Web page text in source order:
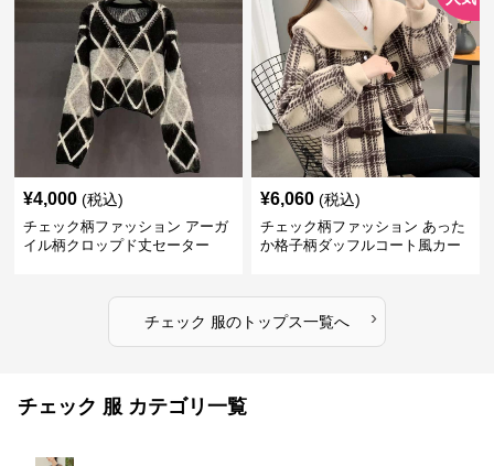
¥4,000 (税込)
チェック柄ファッション アーガ
イル柄クロップド丈セーター
¥6,060 (税込)
チェック柄ファッション あった
か格子柄ダッフルコート風カー
チェック 服のトップス一覧へ ›
チェック 服 カテゴリ一覧